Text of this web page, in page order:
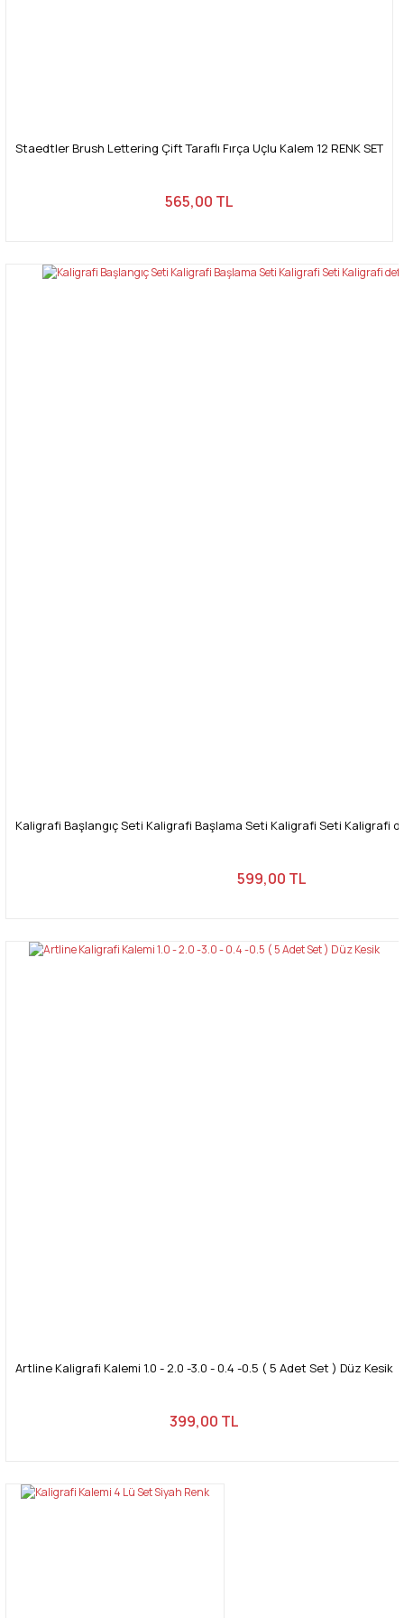
Staedtler Brush Lettering Çift Taraflı Fırça Uçlu Kalem 12 RENK SET
565,00 TL
Kaligrafi Başlangıç Seti Kaligrafi Başlama Seti Kaligrafi Seti Kaligrafi
599,00 TL
Artline Kaligrafi Kalemi 1.0 - 2.0 -3.0 - 0.4 -0.5 ( 5 Adet Set ) Düz Kesik
399,00 TL